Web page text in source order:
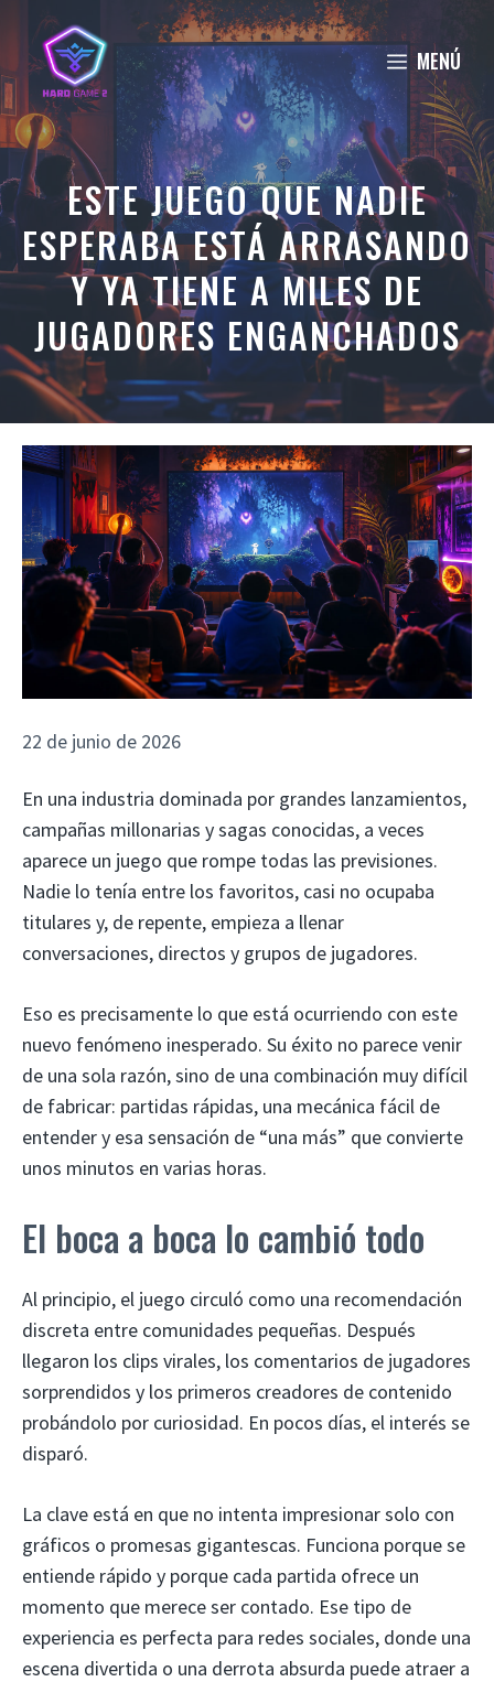
Saltar
contenido
MENÚ
ESTE JUEGO QUE NADIE
ESPERABA ESTÁ ARRASANDO
Y YA TIENE A MILES DE
JUGADORES ENGANCHADOS
22 de junio de 2026
En una industria dominada por grandes lanzamientos,
campañas millonarias y sagas conocidas, a veces
aparece un juego que rompe todas las previsiones.
Nadie lo tenía entre los favoritos, casi no ocupaba
titulares y, de repente, empieza a llenar
conversaciones, directos y grupos de jugadores.
Eso es precisamente lo que está ocurriendo con este
nuevo fenómeno inesperado. Su éxito no parece venir
de una sola razón, sino de una combinación muy difícil
de fabricar: partidas rápidas, una mecánica fácil de
entender y esa sensación de “una más” que convierte
unos minutos en varias horas.
El boca a boca lo cambió todo
Al principio, el juego circuló como una recomendación
discreta entre comunidades pequeñas. Después
llegaron los clips virales, los comentarios de jugadores
sorprendidos y los primeros creadores de contenido
probándolo por curiosidad. En pocos días, el interés se
disparó.
La clave está en que no intenta impresionar solo con
gráficos o promesas gigantescas. Funciona porque se
entiende rápido y porque cada partida ofrece un
momento que merece ser contado. Ese tipo de
experiencia es perfecta para redes sociales, donde una
escena divertida o una derrota absurda puede atraer a